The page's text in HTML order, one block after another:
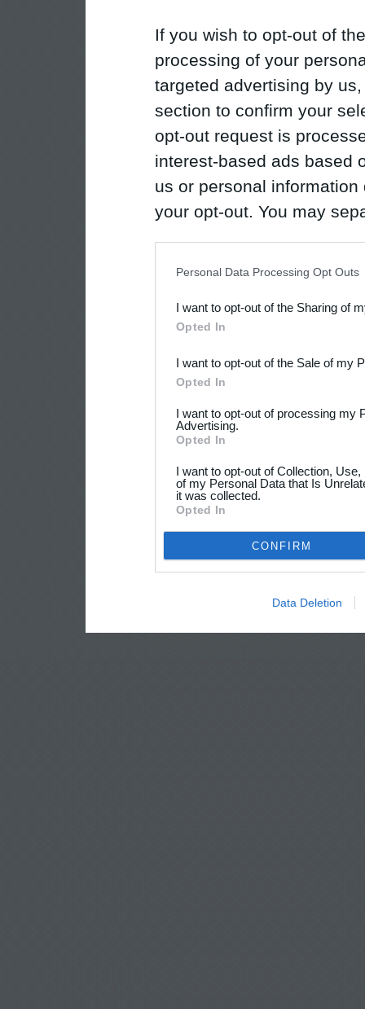
If you wish to opt-out of
processing of your
targeted advertising by
section to confirm your
opt-out request is
interest-based ads based
us or personal
your opt-out. You may
Downstream Participants
third parties.
Personal Data Processing Opt Outs
I want to opt-out of the Sharing of
Opted In
I want to opt-out of the Sale of my
Opted In
I want to opt-out of processing my
Advertising.
Opted In
I want to opt-out of Collection,
of my Personal Data that Is
it was collected.
Opted In
CONFIRM
Data Deletion